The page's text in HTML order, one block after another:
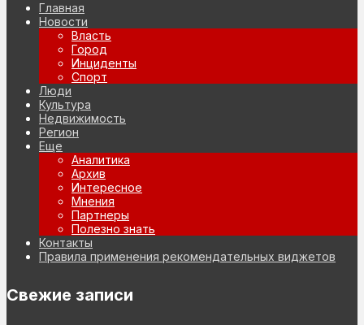
Главная
Новости
Власть
Город
Инциденты
Спорт
Люди
Культура
Недвижимость
Регион
Еще
Аналитика
Архив
Интересное
Мнения
Партнеры
Полезно знать
Контакты
Правила применения рекомендательных виджетов
Свежие записи